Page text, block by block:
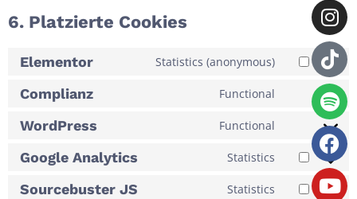
6. Platzierte Cookies
Elementor Statistics (anonymous)
Complianz Functional
WordPress Functional
Google Analytics Statistics
Sourcebuster JS Statistics